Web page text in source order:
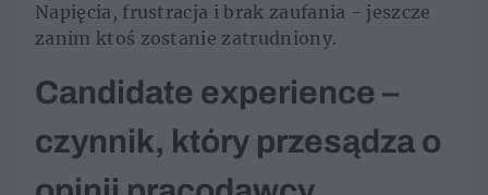
Napięcia, frustracja i brak zaufania - jeszcze
zanim ktoś zostanie zatrudniony.
Candidate experience –
czynnik, który przesądza o